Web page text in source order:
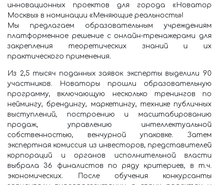
инновационных проектов для города «Новатор
Москвы» в номинации «Меняющие реальность»!
Мы предлагаем образовательным учреждениям
платформенное решение с онлайн-тренажерами для
закрепления теоретических знаний и их
практического применения.
Из 2,5 тысяч поданных заявок эксперты выделили 90
участников. Новаторы прошли образовательную
программу, включающую несколько тренингов по
неймингу, брендингу, маркетингу, технике публичных
выступлений, построению и масштабированию
продаж, управлению интеллектуальной
собственностью, венчурной упаковке. Затем
экспертная комиссия из инвесторов, представителей
корпораций и органов исполнительной власти
выбрала 36 финалистов по ряду критериев, в т.ч.
экономических. После обучения конкурсанты